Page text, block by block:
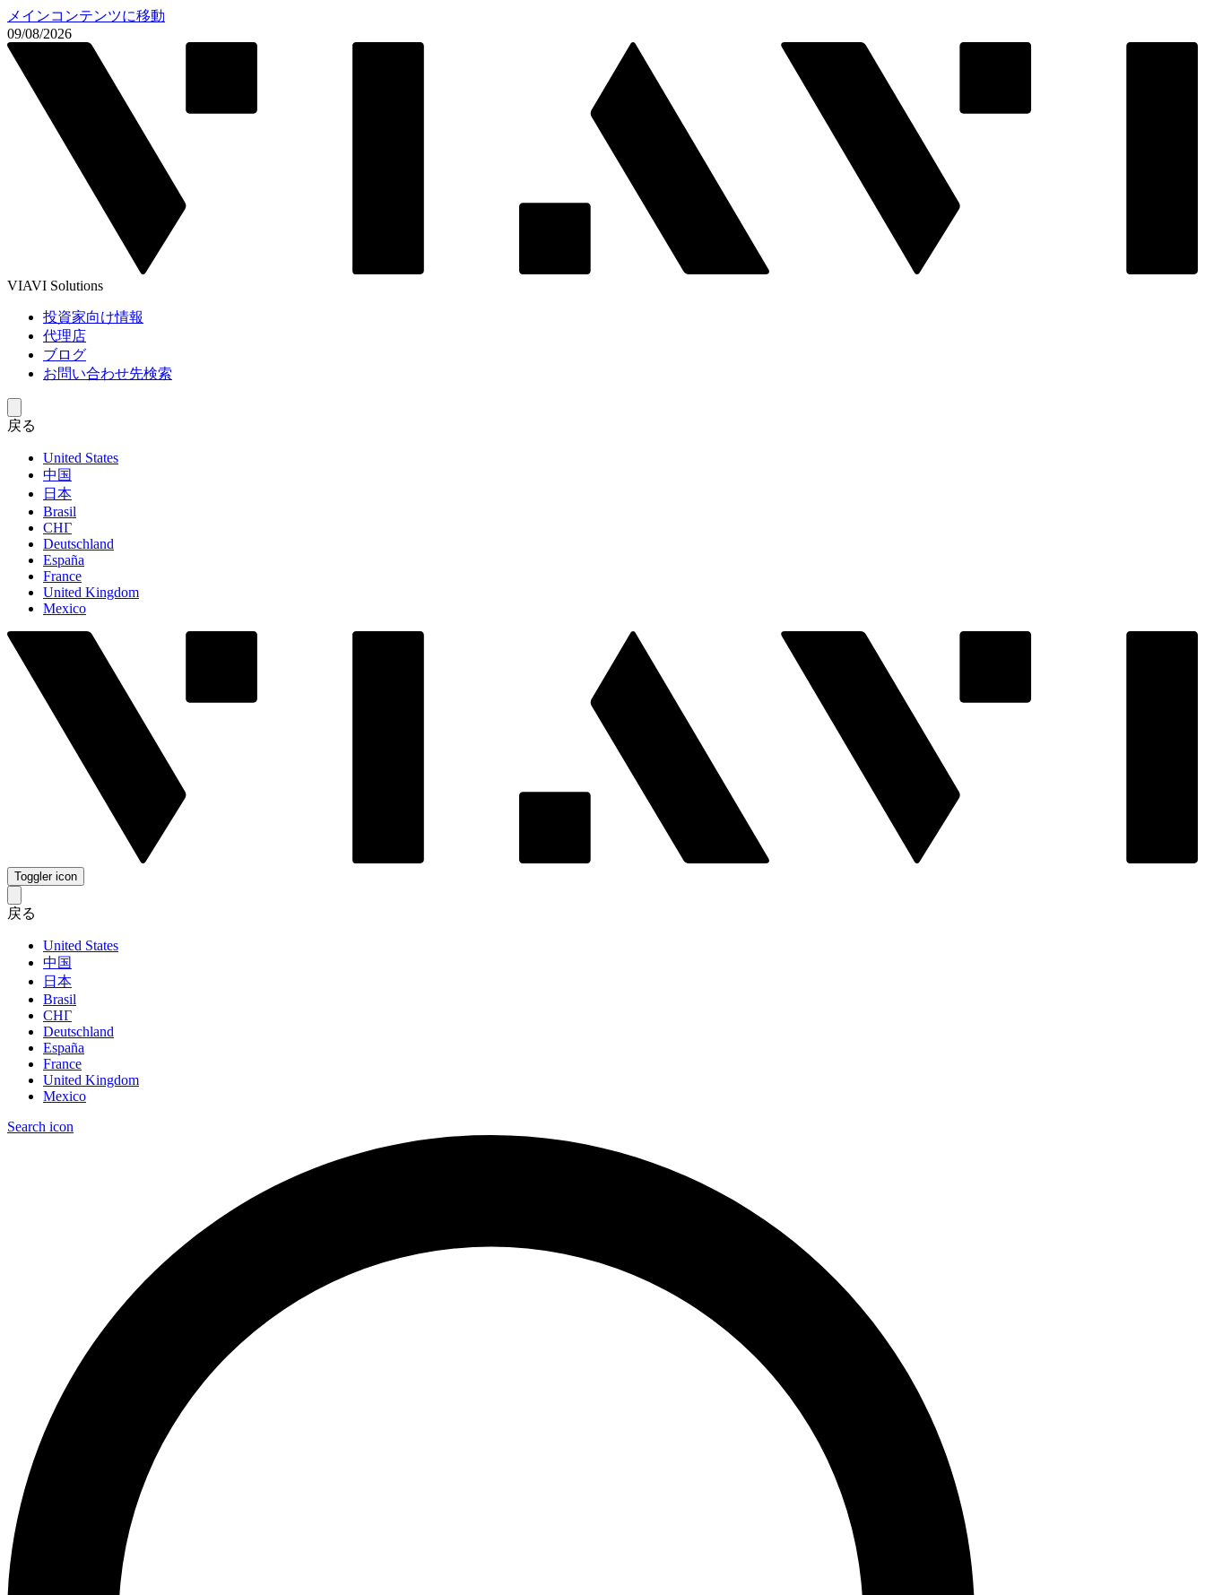
メインコンテンツに移動
09/08/2026
VIAVI Solutions
投資家向け情報
代理店
ブログ
お問い合わせ先検索
戻る
United States
中国
日本
Brasil
СНГ
Deutschland
España
France
United Kingdom
Mexico
Toggler icon
戻る
United States
中国
日本
Brasil
СНГ
Deutschland
España
France
United Kingdom
Mexico
Search icon